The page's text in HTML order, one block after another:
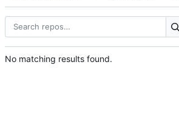
No matching results found.